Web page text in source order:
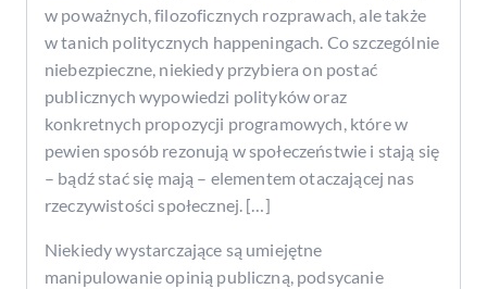
w poważnych, filozoficznych rozprawach, ale także
w tanich politycznych happeningach. Co szczególnie
niebezpieczne, niekiedy przybiera on postać
publicznych wypowiedzi polityków oraz
konkretnych propozycji programowych, które w
pewien sposób rezonują w społeczeństwie i stają się
– bądź stać się mają – elementem otaczającej nas
rzeczywistości społecznej. […]
Niekiedy wystarczające są umiejętne
manipulowanie opinią publiczną, podsycanie